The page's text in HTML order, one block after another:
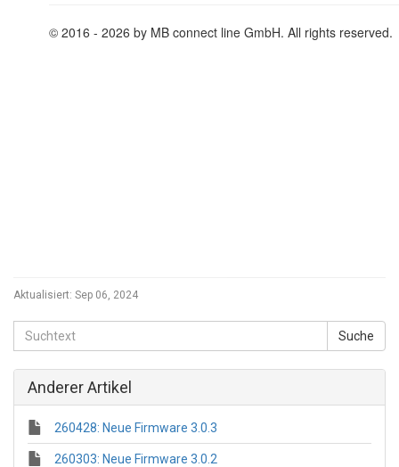
Aktualisiert: Sep 06, 2024
Anderer Artikel
260428: Neue Firmware 3.0.3
260303: Neue Firmware 3.0.2